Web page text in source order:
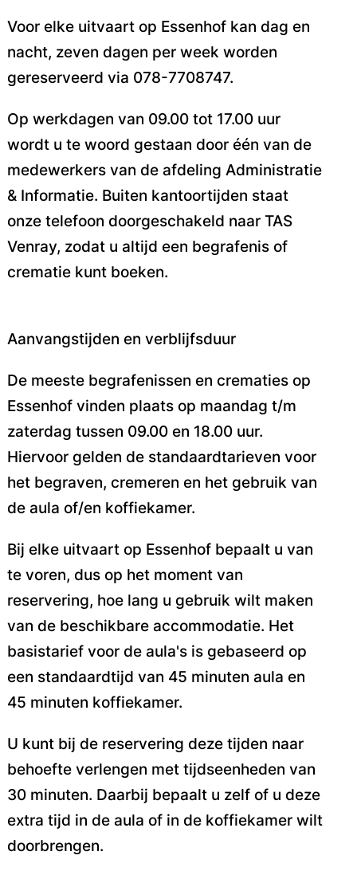
Voor elke uitvaart op Essenhof kan dag en
nacht, zeven dagen per week worden
gereserveerd via 078-7708747.
Op werkdagen van 09.00 tot 17.00 uur
wordt u te woord gestaan door één van de
medewerkers van de afdeling Administratie
& Informatie. Buiten kantoortijden staat
onze telefoon doorgeschakeld naar TAS
Venray, zodat u altijd een begrafenis of
crematie kunt boeken.
Aanvangstijden en verblijfsduur
De meeste begrafenissen en crematies op
Essenhof vinden plaats op maandag t/m
zaterdag tussen 09.00 en 18.00 uur.
Hiervoor gelden de standaardtarieven voor
het begraven, cremeren en het gebruik van
de aula of/en koffiekamer.
Bij elke uitvaart op Essenhof bepaalt u van
te voren, dus op het moment van
reservering, hoe lang u gebruik wilt maken
van de beschikbare accommodatie. Het
basistarief voor de aula's is gebaseerd op
een standaardtijd van 45 minuten aula en
45 minuten koffiekamer.
U kunt bij de reservering deze tijden naar
behoefte verlengen met tijdseenheden van
30 minuten. Daarbij bepaalt u zelf of u deze
extra tijd in de aula of in de koffiekamer wilt
doorbrengen.